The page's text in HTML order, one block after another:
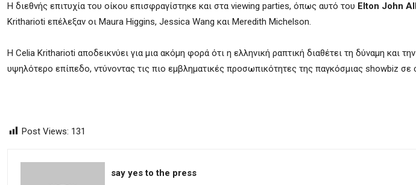
Η διεθνής επιτυχία του οίκου επισφραγίστηκε και στα viewing parties, όπως αυτό του Elton John
Kritharioti επέλεξαν οι Maura Higgins, Jessica Wang και Meredith Michelson.
Η Celia Kritharioti αποδεικνύει για μια ακόμη φορά ότι η ελληνική ραπτική διαθέτει τη δύναμη και
υψηλότερο επίπεδο, ντύνοντας τις πιο εμβληματικές προσωπικότητες της παγκόσμιας showbiz σε
Post Views: 131
say yes to the press